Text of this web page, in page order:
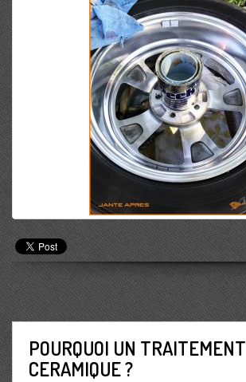
POURQUOI UN TRAITEMENT
CERAMIQUE ?